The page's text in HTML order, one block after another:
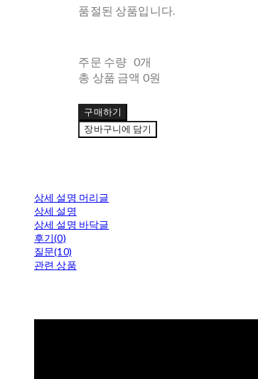
품절된 상품입니다.
주문 수량 0개
총 상품 금액 0원
구매하기
장바구니에 담기
상세 설명 머리글
상세 설명
상세 설명 바닥글
후기(0)
질문(10)
관련 상품